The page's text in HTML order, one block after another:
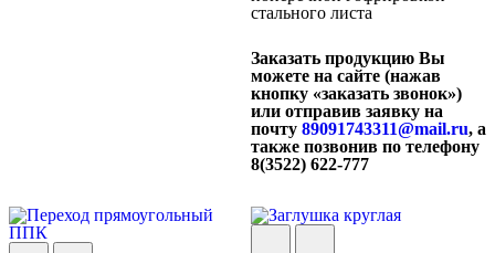
стального листа
Заказать продукцию Вы
можете на сайте (нажав
кнопку «заказать звонок»)
или отправив заявку на
почту 89091743311@mail.ru, а
также позвонив по телефону
8(3522) 622-777